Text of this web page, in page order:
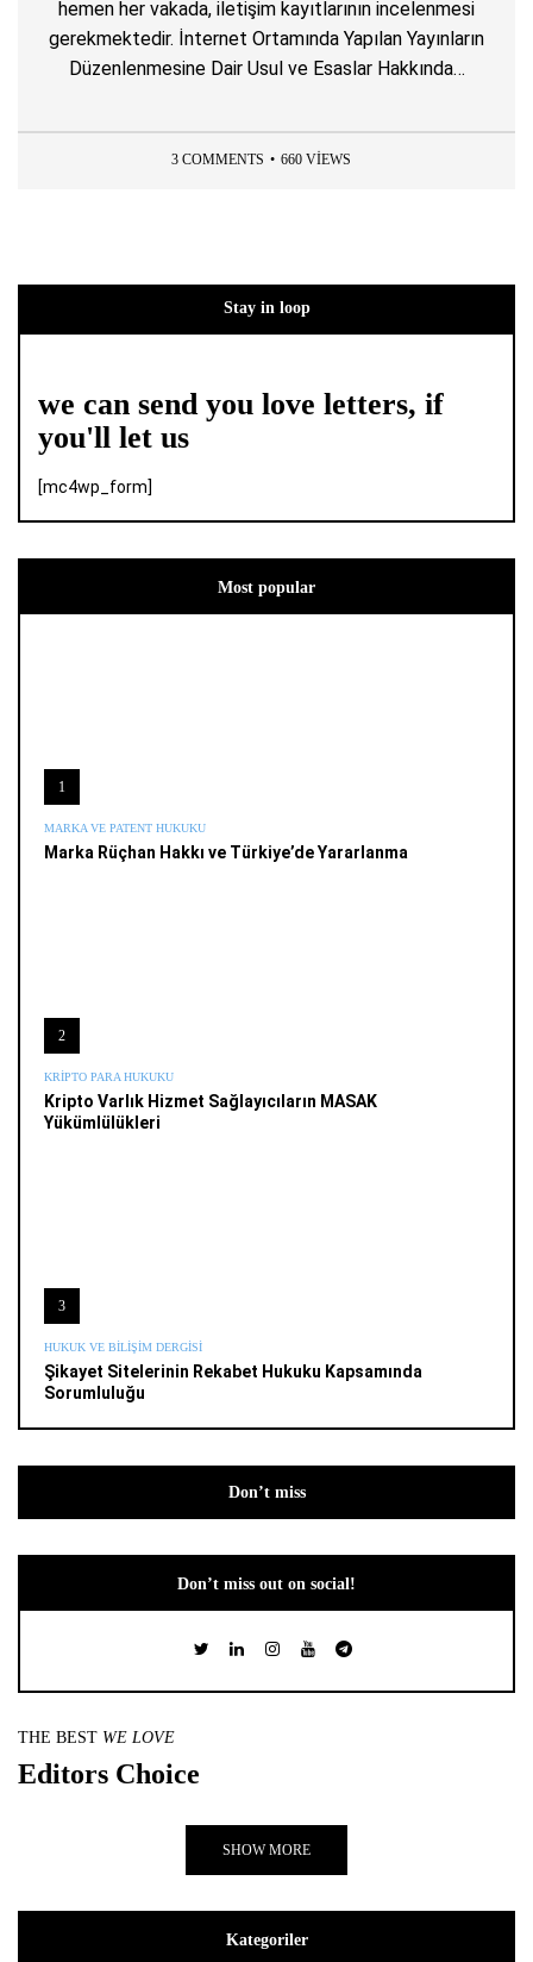
hemen her vakada, iletişim kayıtlarının incelenmesi
gerekmektedir. İnternet Ortamında Yapılan Yayınların
Düzenlenmesine Dair Usul ve Esaslar Hakkında…
3 COMMENTS 660 VIEWS
Stay in loop
we can send you love letters, if
you'll let us
[mc4wp_form]
Most popular
1
MARKA VE PATENT HUKUKU
Marka Rüçhan Hakkı ve Türkiye’de Yararlanma
2
KRIPTO PARA HUKUKU
Kripto Varlık Hizmet Sağlayıcıların MASAK
Yükümlülükleri
3
HUKUK VE BILIŞIM DERGISI
Şikayet Sitelerinin Rekabet Hukuku Kapsamında
Sorumluluğu
Don’t miss
Don’t miss out on social!
THE BEST WE LOVE
Editors Choice
SHOW MORE
Kategoriler